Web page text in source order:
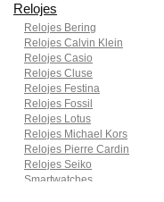
Relojes
Relojes Bering
Relojes Calvin Klein
Relojes Casio
Relojes Cluse
Relojes Festina
Relojes Fossil
Relojes Lotus
Relojes Michael Kors
Relojes Pierre Cardin
Relojes Seiko
Smartwatches